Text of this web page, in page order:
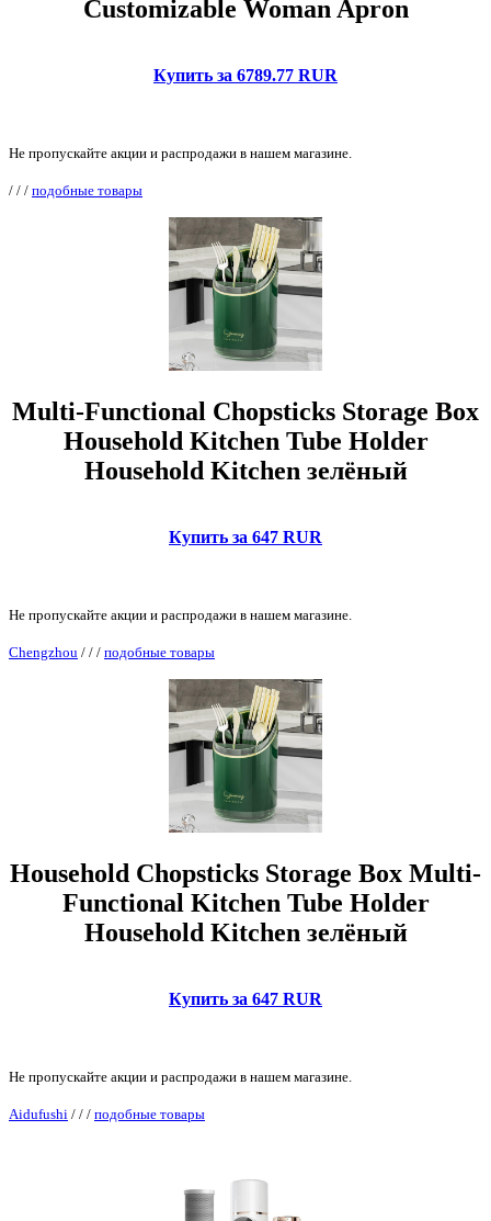
Customizable Woman Apron
Купить за 6789.77 RUR
Не пропускайте акции и распродажи в нашем магазине.
/ / / подобные товары
Multi-Functional Chopsticks Storage Box
Household Kitchen Tube Holder
Household Kitchen зелёный
Купить за 647 RUR
Не пропускайте акции и распродажи в нашем магазине.
Chengzhou / / / подобные товары
Household Chopsticks Storage Box Multi-
Functional Kitchen Tube Holder
Household Kitchen зелёный
Купить за 647 RUR
Не пропускайте акции и распродажи в нашем магазине.
Aidufushi / / / подобные товары